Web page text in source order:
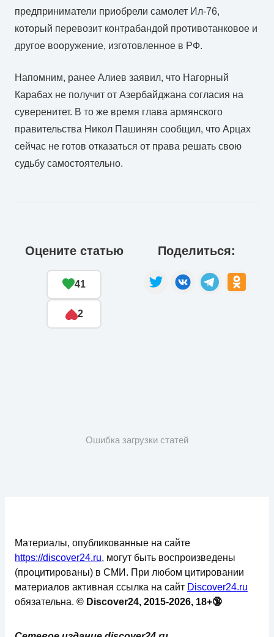
предприниматели приобрели самолет Ил-76,
который перевозит контрабандой противотанковое и
другое вооружение, изготовленное в РФ.
Напомним, ранее Алиев заявил, что Нагорный
Карабах не получит от Азербайджана согласия на
суверенитет. В то же время глава армянского
правительства Никол Пашинян сообщил, что Арцах
сейчас не готов отказаться от права решать свою
судьбу самостоятельно.
Оцените статью
41
2
Поделиться:
Ошибка загрузки статей
Материалы, опубликованные на сайте
https://discover24.ru, могут быть воспроизведены
(процитированы) в СМИ. При любом цитировании
материалов активная ссылка на сайт Discover24.ru
обязательна. © Discover24, 2015-2026, 18+🔞